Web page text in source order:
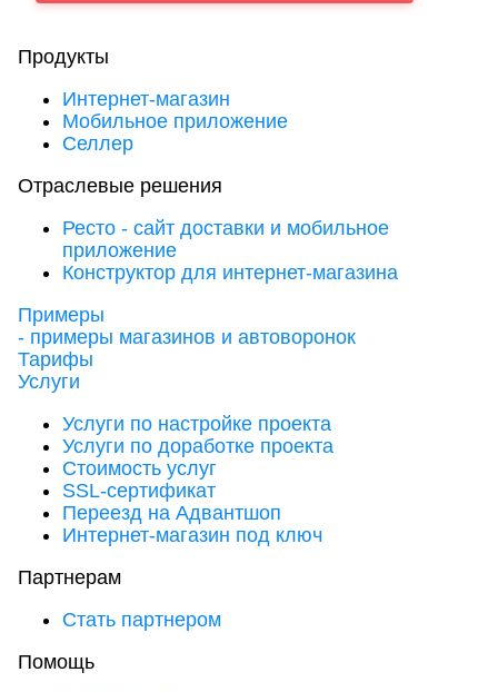
Продукты
Интернет-магазин
Мобильное приложение
Селлер
Отраслевые решения
Ресто - сайт доставки и мобильное
приложение
Конструктор для интернет-магазина
Примеры
- примеры магазинов и автоворонок
Тарифы
Услуги
Услуги по настройке проекта
Услуги по доработке проекта
Стоимость услуг
SSL-сертификат
Переезд на Адвантшоп
Интернет-магазин под ключ
Партнерам
Стать партнером
Помощь